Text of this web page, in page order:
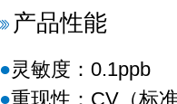
产品性能
●灵敏度：0.1ppb
●重现性：CV（标